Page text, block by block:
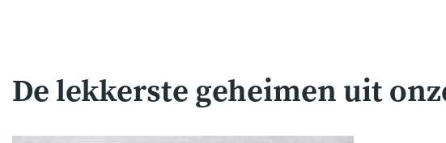
De lekkerste geheimen uit